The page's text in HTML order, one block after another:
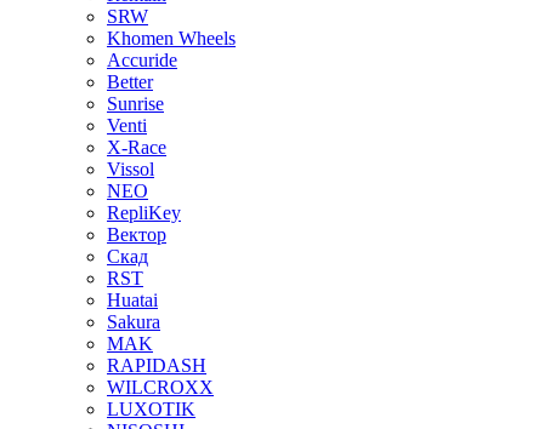
SRW
Khomen Wheels
Accuride
Better
Sunrise
Venti
X-Race
Vissol
NEO
RepliKey
Вектор
Скад
RST
Huatai
Sakura
MAK
RAPIDASH
WILCROXX
LUXOTIK